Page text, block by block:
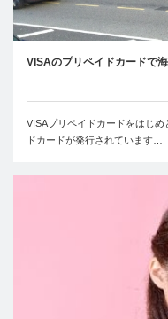
VISAのプリペイドカードで
VISAプリペイドカードをはじ
ドカードが発行されています…